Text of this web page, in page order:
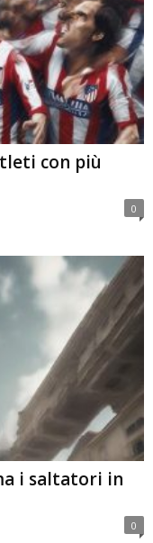
con più
0
i saltatori in
0